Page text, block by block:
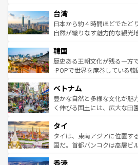
情報は
人々、おいしいローカルフー
ク、伝統的なフラダンスなど
っている。訪れるたびに新し
はコンテンツ一覧
リアリーフや大陸中央部にそ
ク）、タスマニアの美しい原
ど、見どころがたくさん。ま
いる。アクティビティも充実
ビング、ハイキングなど、ア
い。オーストラリアの多彩な
参照してほしい。
台湾
日本から約４時間ほどでたど
自然が織りなす魅力的な観光
ン）、静ひつな山岳地帯であ
と山間の静けさが共存してお
驚きをもたらしてくれる。ま
容にもいいと評判のスイーツ
が味わえる。 なお、新着
照してほしい。
韓国
歴史ある王朝文化が残る一方
-POPで世界を席巻している
き、地方に足を延ばせば四季
できる。そして、キムチや焼
まで、さまざまな韓国料理が
リティに包まれながら、韓国
わってみてほし
覧を参照してほしい。
ベトナム
豊かな自然と多様な文化が魅
く伸びる国土には、広大な田
急速な発展と共に伝統が息づ
ーチミン市のフランス統治時
醸し出している。また、バラ
とつ。フォーやバインミー、
タイ
タイは、東南アジアに位置す
国だ。首都バンコクは高層ビ
の活気が交差している。北部
香港